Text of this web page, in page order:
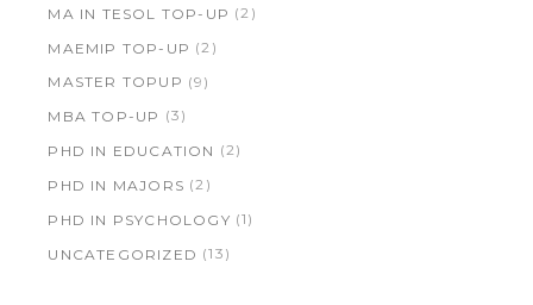
MA IN TESOL TOP-UP (2)
MAEMIP TOP-UP (2)
MASTER TOPUP (9)
MBA TOP-UP (3)
PHD IN EDUCATION (2)
PHD IN MAJORS (2)
PHD IN PSYCHOLOGY (1)
UNCATEGORIZED (13)